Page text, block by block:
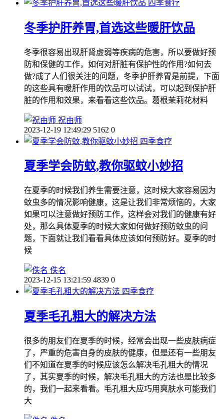
四季食疗
冬季护肝养胃,首选这些暖肝饮品
冬季很容易出现肝肾虚弱等疾病的危害，所以要做好预
防和保健的工作，如何对肝脏有保护性的作用?如何去
做?成了人们很关注的问题，冬季护肝养胃是前提，下面
的这些具有暖肝作用的饮品可以试试，可以起到保护肝
脏的作用和效果，来看看这些饮品。葛根茉莉花材料
祝由师
2023-12-19 12:49:29 5162 0
四季食疗
夏季学会防蚊,教你驱蚊小妙招
在夏季的时候我们养生需要注意，这时候大家容易因为
蚊虫多的情况影响健康，这是让我们非常烦恼的，大家
如果可以注意做好预防工作，这样会对我们的健康有好
处，那么具体夏季的时候大家如何做好预防蚊虫的问
题，下面就让我们看看具体应该如何预防好。夏季的时
候
佚名
2023-12-15 13:21:59 4839 0
四季食疗
夏季毛孔粗大的解决方法
很多的朋友们在夏季的时候，经常会出现一些皮肤病症
了，严重的危害自身的皮肤的健康，但是还有一些朋友
们不知道在夏季的时候应该怎么解决毛孔粗大的情况
了，其实夏季的时候，解决毛孔粗大的方法也是比较多
的，我们一起来看看。毛孔粗大应巧用爽肤水可能我们
大